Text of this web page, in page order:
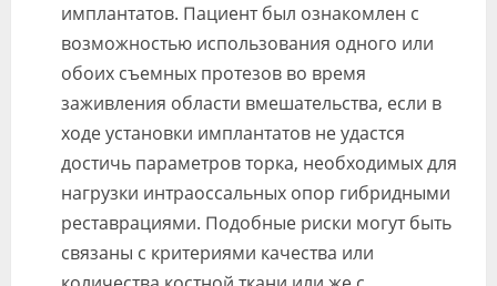
имплантатов. Пациент был ознакомлен с
возможностью использования одного или
обоих съемных протезов во время
заживления области вмешательства, если в
ходе установки имплантатов не удастся
достичь параметров торка, необходимых для
нагрузки интраоссальных опор гибридными
реставрациями. Подобные риски могут быть
связаны с критериями качества или